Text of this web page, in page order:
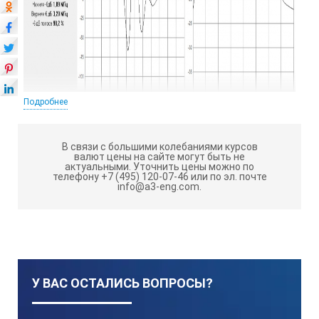
Широкополосный ультразвуковой преобразователь 2,5
МГц для дефектоскопии и толщинометрии. Подходит
для работы с толщиномерами А1208, А1209, А1210
вместо преобразователя S3567.
Обозначение по ГОСТ
Номинальная частота
Подробнее
В связи с большими колебаниями курсов
валют цены на сайте могут быть не
актуальными. Уточнить цены можно по
телефону +7 (495) 120-07-46 или по эл. почте
info@a3-eng.com.
У ВАС ОСТАЛИСЬ ВОПРОСЫ?